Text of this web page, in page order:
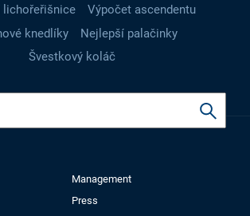
lichořeřišnice
Výpočet ascendentu
knedlíky
Nejlepší palačinky
Švestkový koláč
Management
Press